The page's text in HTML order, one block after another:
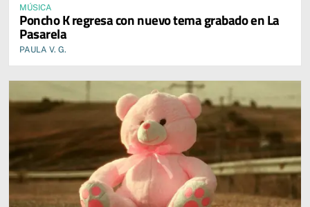
MÚSICA
Poncho K regresa con nuevo tema grabado en La
Pasarela
PAULA V. G.